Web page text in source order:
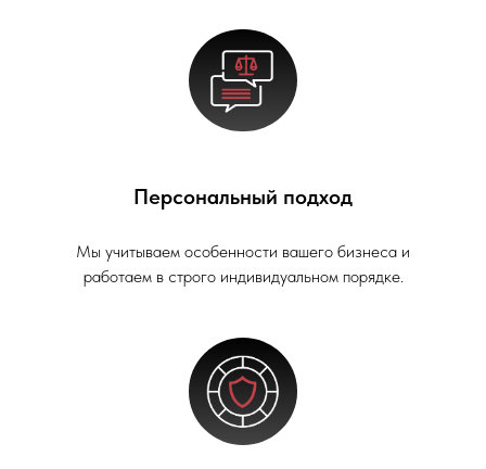
Персональный подход
Мы учитываем особенности вашего бизнеса и
работаем в строго индивидуальном порядке.